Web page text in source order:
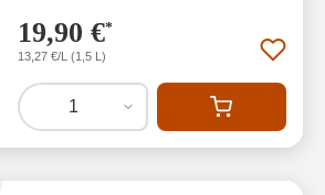
19,90 €*
13,27 €/L (1,5 L)
1